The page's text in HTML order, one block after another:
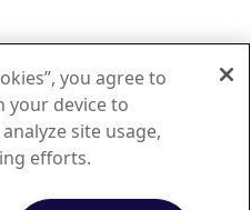
Feedback standard
you agree to
your device to
site usage,
efforts.